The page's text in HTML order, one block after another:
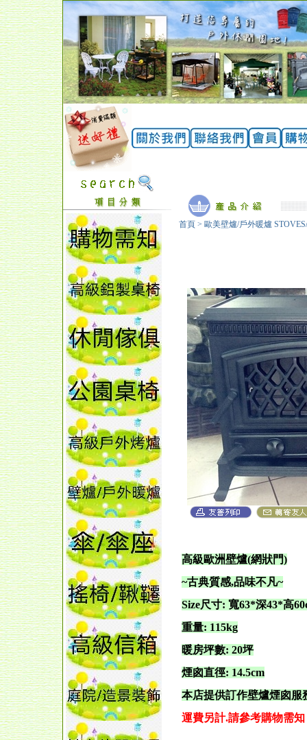
首頁 > 歐美壁爐/戶外暖爐
高級歐洲壁爐(網狀門)
~古典質感,品味不凡~
Size尺寸: 寬63*深43*高
重量: 115kg
暖房坪數: 20坪
煙囪直徑: 14.5cm
本店提供訂作壁爐煙囪服
運費另計.請參考購物需知